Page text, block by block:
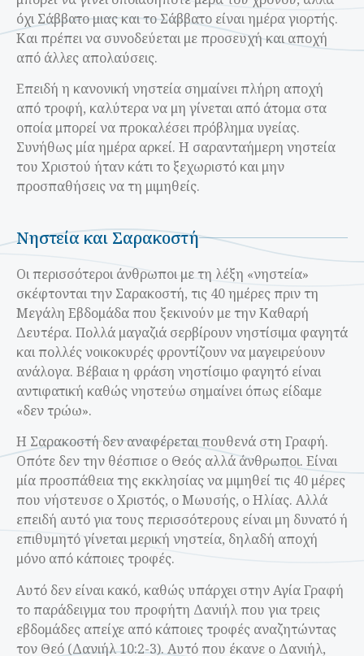
όχι Σάββατο μιας και το Σάββατο είναι ημέρα γιορτής.
Και πρέπει να συνοδεύεται με προσευχή και αποχή
από άλλες απολαύσεις.
Επειδή η κανονική νηστεία σημαίνει πλήρη αποχή
από τροφή, καλύτερα να μη γίνεται από άτομα στα
οποία μπορεί να προκαλέσει πρόβλημα υγείας.
Συνήθως μία ημέρα αρκεί. Η σαρανταήμερη νηστεία
του Χριστού ήταν κάτι το ξεχωριστό και μην
προσπαθήσεις να τη μιμηθείς.
Νηστεία και Σαρακοστή
Οι περισσότεροι άνθρωποι με τη λέξη «νηστεία»
σκέφτονται την Σαρακοστή, τις 40 ημέρες πριν τη
Μεγάλη Εβδομάδα που ξεκινούν με την Καθαρή
Δευτέρα. Πολλά μαγαζιά σερβίρουν νηστίσιμα φαγητά
και πολλές νοικοκυρές φροντίζουν να μαγειρεύουν
ανάλογα. Βέβαια η φράση νηστίσιμο φαγητό είναι
αντιφατική καθώς νηστεύω σημαίνει όπως είδαμε
«δεν τρώω».
Η Σαρακοστή δεν αναφέρεται πουθενά στη Γραφή.
Οπότε δεν την θέσπισε ο Θεός αλλά άνθρωποι. Είναι
μία προσπάθεια της εκκλησίας να μιμηθεί τις 40 μέρες
που νήστευσε ο Χριστός, ο Μωυσής, ο Ηλίας. Αλλά
επειδή αυτό για τους περισσότερους είναι μη δυνατό ή
επιθυμητό γίνεται μερική νηστεία, δηλαδή αποχή
μόνο από κάποιες τροφές.
Αυτό δεν είναι κακό, καθώς υπάρχει στην Αγία Γραφή
το παράδειγμα του προφήτη Δανιήλ που για τρεις
εβδομάδες απείχε από κάποιες τροφές αναζητώντας
τον Θεό (Δανιήλ 10:2-3). Αυτό που έκανε ο Δανιήλ,